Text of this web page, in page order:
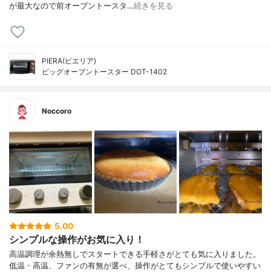
が最大なので前オーブントースタ…続きを見る
PIERA(ピエリア)
ビッグオーブントースター DOT-1402
Noccoro
5.00
シンプルな操作がお気に入り！
高温調理が余熱無しでスタートできる手軽さがとても気に入りました。
低温・高温、ファンの有無が選べ、操作がとてもシンプルで使いやすい